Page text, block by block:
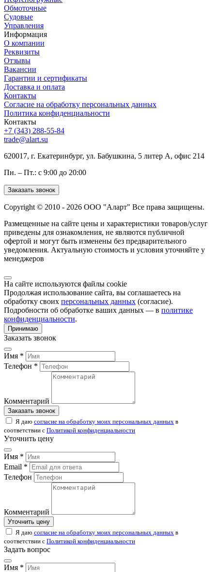
Обмоточные
Судовые
Управления
Информация
О компании
Реквизиты
Отзывы
Вакансии
Гарантии и сертификаты
Доставка и оплата
Контакты
Согласие на обработку персональных данных
Политика конфиденциальности
Контакты
+7 (343) 288-55-84
trade@alart.su
620017, г. Екатеринбург, ул. Бабушкина, 5 литер А, офис 214
Пн. – Пт.: с 9:00 до 20:00
Заказать звонок
Copyright © 2010 - 2026 ООО "Аларт" Все права защищены.
Размещенные на сайте цены и характеристики товаров/услуг
приведены для ознакомления, не являются публичной
офертой и могут быть изменены без предварительного
уведомления. Актуальную стоимость и условия уточняйте у
менеджеров
На сайте используются файлы cookie
Продолжая использование сайта, вы соглашаетесь на
обработку своих персональных данных (согласие).
Подробности об обработке ваших данных — в политике
конфиденциальности.
Принимаю
Заказать звонок
Имя *
Телефон *
Комментарий
Заказать звонок
Я даю согласие на обработку моих персональных данных в
соответствии с Политикой конфиденциальности
Уточнить цену
Имя *
Email *
Телефон
Комментарий
Уточнить цену
Я даю согласие на обработку моих персональных данных в
соответствии с Политикой конфиденциальности
Задать вопрос
Имя *